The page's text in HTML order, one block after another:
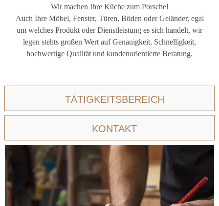
IMPRESSUM & DSGVO
TÄTIGKEITSBEREICH
KONTAKT
Wir machen Ihre Küche zum Porsche!
Auch Ihre Möbel, Fenster, Türen, Böden oder Geländer, egal
um welches Produkt oder Dienstleistung es sich handelt, wir
legen stehts großen Wert auf Genauigkeit, Schnelligkeit,
hochwertige Qualität und kundenorientierte Beratung.
TÄTIGKEITSBEREICH
KONTAKT